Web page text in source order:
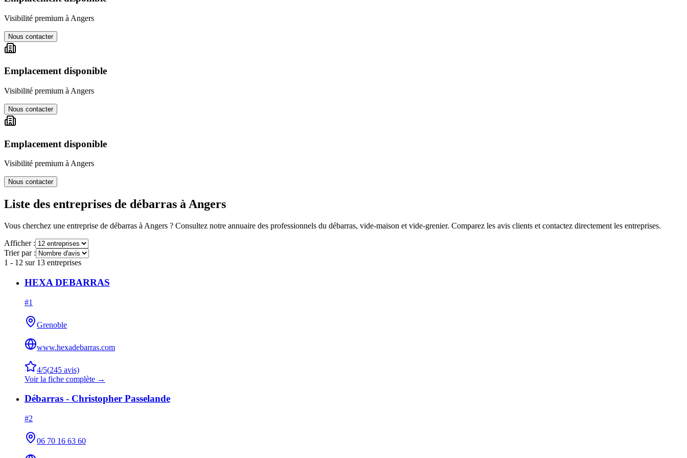
Visibilité premium à Angers
Nous contacter
Emplacement disponible
Visibilité premium à Angers
Nous contacter
Emplacement disponible
Visibilité premium àAngers
Nous contacter
Liste des entreprises de débarras àAngers
Vous cherchez une entreprise de débarras à Angers ? Consultez notre annuaire des professionnels du débarras, vide-maison et vide-grenier. Comparez les avis clients et contactez directement les entreprises.
Afficher :
Trier par :
1 - 12 sur 13 entreprises
HEXA DEBARRAS
#1
Grenoble
www.hexadebarras.com
4/5(245 avis)
Voir la fiche complète →
Débarras - Christopher Passelande
#2
06 70 16 63 60